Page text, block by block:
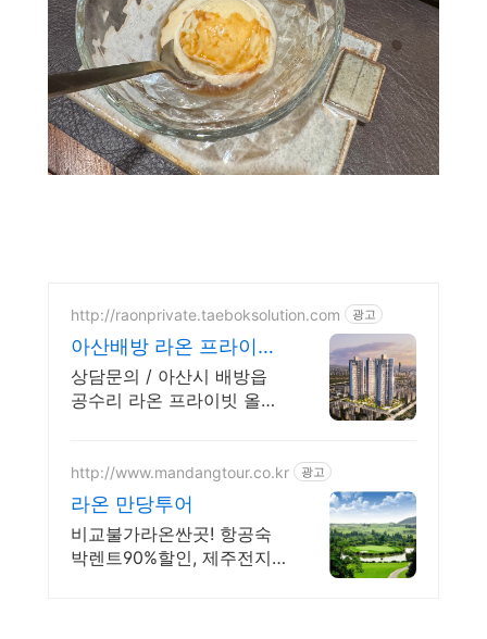
http://raonprivate.taeboksolution.com 광고
아산배방 라온 프라이빗
분양 태복플래닝 분양정
보
상담문의 / 아산시 배방읍
공수리 라온 프라이빗 올세
http://www.mandangtour.co.kr 광고
라온 만당투어
비교불가라온싼곳! 항공숙
박렌트90%할인, 제주전지